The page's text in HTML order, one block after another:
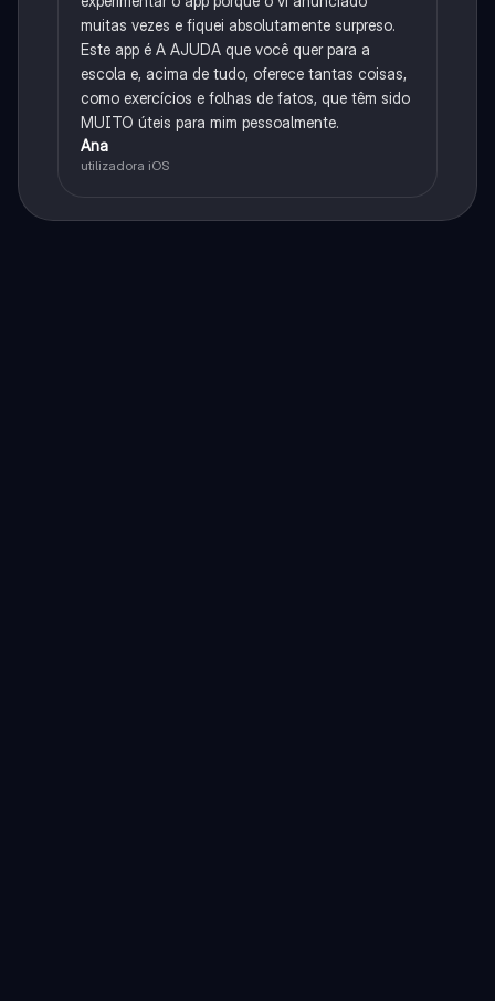
muitas vezes e fiquei absolutamente surpreso.
Este app é A AJUDA que você quer para a
escola e, acima de tudo, oferece tantas coisas,
como exercícios e folhas de fatos, que têm sido
MUITO úteis para mim pessoalmente.
Ana
utilizadora iOS